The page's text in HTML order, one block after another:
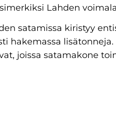
Lahden
satamissa kiristyy
hakemassa lisätonneja.
joissa satamakone